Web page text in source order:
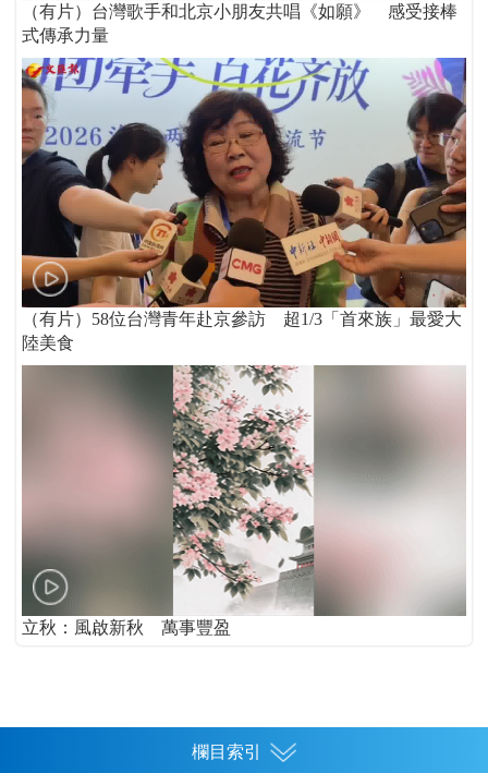
（有片）台灣歌手和北京小朋友共唱《如願》 感受接棒
式傳承力量
（有片）58位台灣青年赴京參訪 超1/3「首來族」最愛大
陸美食
立秋：風啟新秋 萬事豐盈
欄目索引